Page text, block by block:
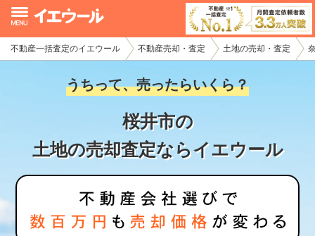
不動産一括査定のイエウール 不動産売却・査定 土地の売却・査定
うちって、売ったらいくら？
桜井市の
土地の売却査定ならイエウール
イエウール加盟希望の不動産会社様
初めての方へ
不動産の売却・一括査定
家査定シミュレーター
お問い合わせ